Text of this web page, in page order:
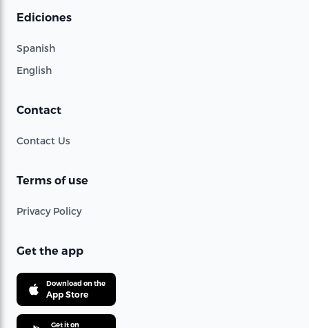
Ediciones
Spanish
English
Contact
Contact Us
Terms of use
Privacy Policy
Get the app
Download on the
App Store
Get it on